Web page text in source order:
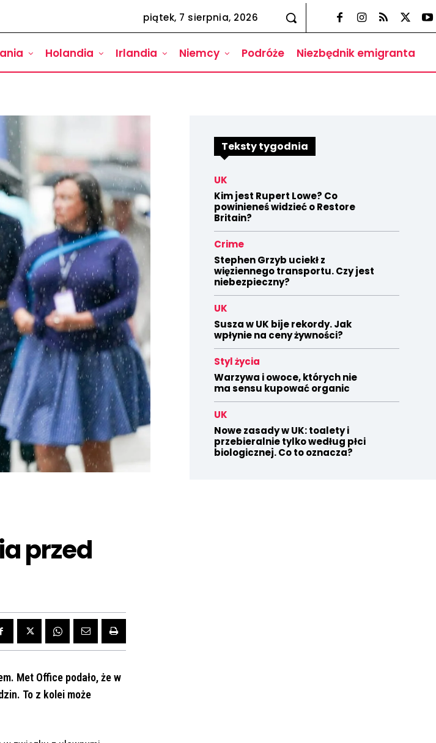
piątek, 7 sierpnia, 2026
Holandia Irlandia Niemcy Podróże Niezbędnik emigranta
przed
Met Office podało, że w
To z kolei może
Teksty tygodnia
UK
Kim jest Rupert Lowe? Co
powinieneś widzieć o Restore
Britain?
Crime
Stephen Grzyb uciekł z
więziennego transportu. Czy jest
niebezpieczny?
UK
Susza w UK bije rekordy. Jak
wpłynie na ceny żywności?
Styl życia
Warzywa i owoce, których nie
ma sensu kupować organic
UK
Nowe zasady w UK: toalety i
przebieralnie tylko według płci
biologicznej. Co to oznacza?